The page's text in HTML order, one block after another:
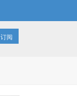
订阅